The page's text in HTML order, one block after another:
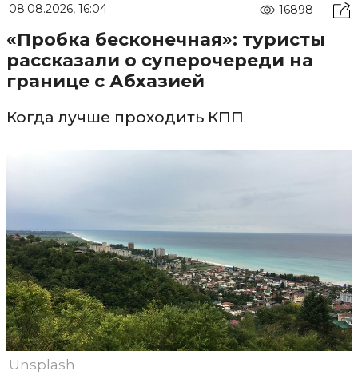
08.08.2026, 16:04 16898
«Пробка бесконечная»: туристы
рассказали о суперочереди на
границе с Абхазией
Когда лучше проходить КПП
Unsplash